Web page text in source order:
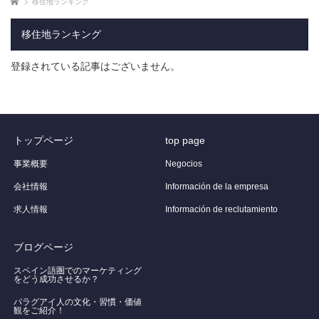
移住地ランキング
移住地ランキング
登録されている記事はございません。
トップページ
事業概要
会社情報
求人情報
top page
Negocios
Información de la empresa
Información de reclutamiento
ブログページ
スペイン語圏でのマーケティング
をどう成功させるか？
パラグアイ人の文化・習慣・価値
観をご紹介！